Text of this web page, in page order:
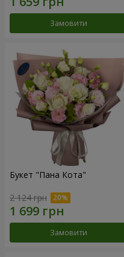
Замовити
Букет "Пана Кота"
2 124 грн
Замовити